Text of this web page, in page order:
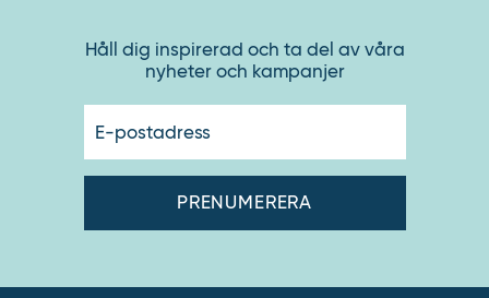
Håll dig inspirerad och ta del av våra
nyheter och kampanjer